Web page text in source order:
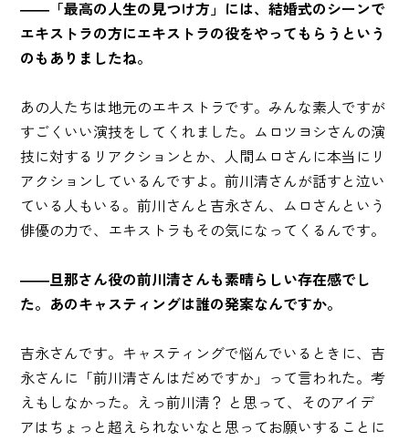
――「最高の人生の見つけ方」には、結婚式のシーンで
エキストラの方にエキストラの役をやってもらうという
のもありましたね。
あの人たちは地元のエキストラです。みんな素人ですが
すごくいい演技をしてくれました。ムロツヨシさんの演
技に対するリアクションとか、人間ムロさんに本当にリ
アクションしているんですよ。前川清さんが話すと泣い
ている人もいる。前川さんと吉永さん、ムロさんという
俳優の力で、エキストラもその気になってくるんです。
――旦那さん役の前川清さんも素晴らしい存在感でし
た。あのキャスティングは誰の発案なんですか。
吉永さんです。キャスティングで悩んでいるときに、吉
永さんに「前川清さんはだめですか」って言われた。考
えもしなかった。えっ前川清？ と思って、そのアイデ
アはちょっと超えられないなと思ってお願いすることに